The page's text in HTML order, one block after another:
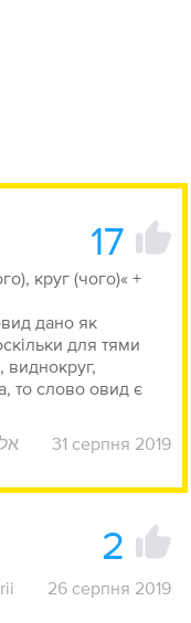
17
круг (чого)« +
дано як
для тями
виднокруг,
то слово овид є
31 серпня 2019
2
26 серпня 2019